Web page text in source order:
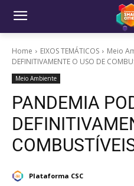
Home EIXOS TEMÁTICOS Meio
DEFINITIVAMENTE O USO DE
Meio Ambiente
PANDEMIA
Plataforma CSC